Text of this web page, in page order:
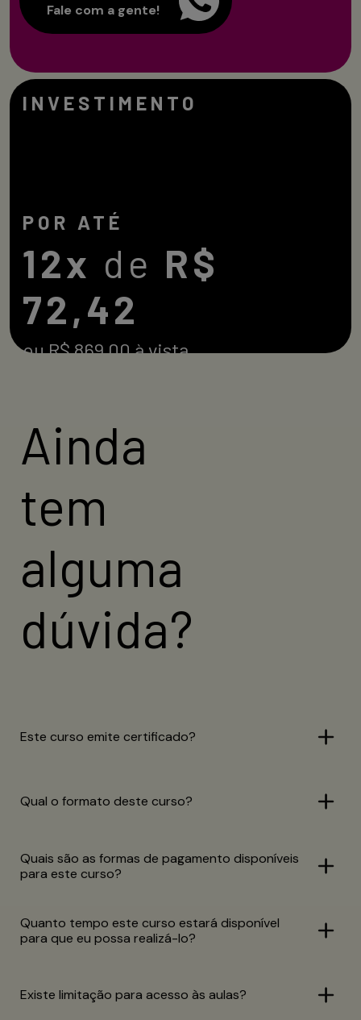
Fale com a gente!
INVESTIMENTO
POR ATÉ
12x de R$
72,42
ou R$ 869,00 à vista
Ainda
tem
alguma
dúvida?
Este curso emite certificado?
Qual o formato deste curso?
Quais são as formas de pagamento disponíveis
para este curso?
Quanto tempo este curso estará disponível
para que eu possa realizá-lo?
Existe limitação para acesso às aulas?